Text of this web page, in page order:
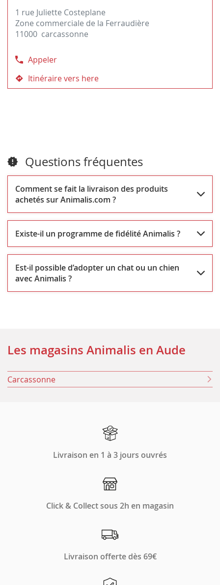
ENTRÉE
pour
obtenir
plus
amples
informations
1 rue Juliette Costeplane
Zone commerciale de la Ferraudière
11000 carcassonne
Appeler
Afficher
le
numéro
Itinéraire vers here
jusqu'au
Questions fréquentes
Comment se fait la livraison des produits
achetés sur Animalis.com ?
Existe-il un programme de fidélité Animalis ?
Est-il possible d’adopter un chat ou un chien
avec Animalis ?
Les magasins Animalis en Aude
Carcassonne
Livraison en 1 à 3 jours ouvrés
Click & Collect sous 2h en magasin
Livraison offerte dès 69€